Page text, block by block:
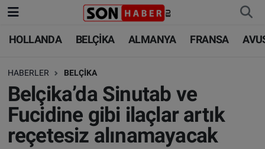
HOLLANDA BELÇİKA ALMANYA FRANSA
HABERLER BELÇİKA
Belçika’da Sinutab ve
Fucidine gibi ilaçlar artık
reçetesiz alınamayacak
HOLLANDA
BELÇİKA
ALMANYA
FRANSA
HOLLANDA
BELÇİKA
ALMANYA
TÜRKİYE
Nöbetçi Eczaneler
Hava Durumu
Trafik Durumu
Süper Lig Puan Durumu ve Fikstür